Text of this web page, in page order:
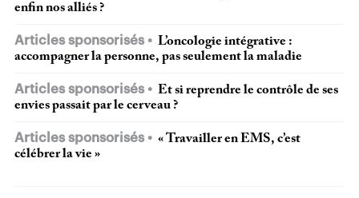
enfin nos alliés ?
Articles sponsorisés
L’oncologie intégrative :
accompagner la personne, pas seulement la maladie
Articles sponsorisés
Et si reprendre le contrôle de ses
envies passait par le cerveau ?
Articles sponsorisés
« Travailler en EMS, c’est
célébrer la vie »